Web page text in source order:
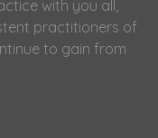
with you all,
practitioners of
to gain from